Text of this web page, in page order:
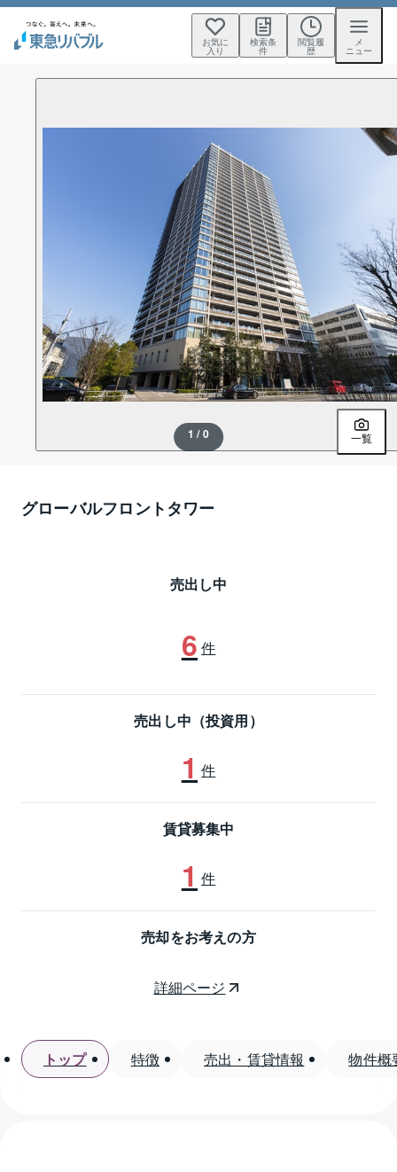
お気に
入り
検索条
件
閲覧履
歴
メ
ニュー
1 / 0 一覧
グローバルフロントタワー
売出し中
6 件
売出し中（投資用）
1 件
賃貸募集中
1 件
売却をお考えの方
詳細ページ
トップ 特徴 売出・賃貸情報 物件概